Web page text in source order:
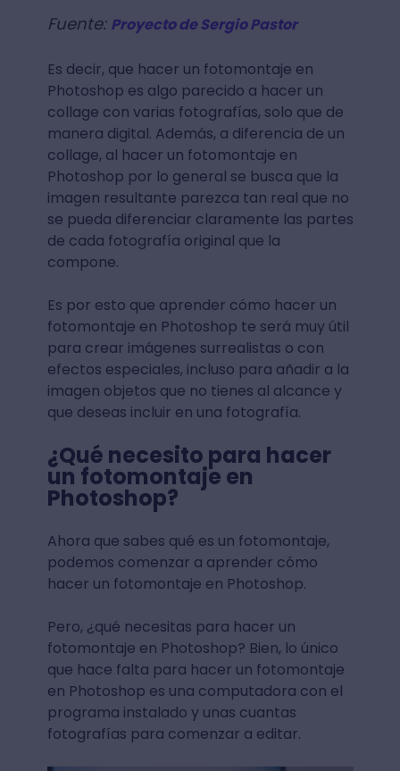
Fuente: Proyecto de Sergio Pastor
Es decir, que hacer un fotomontaje en
Photoshop es algo parecido a hacer un
collage con varias fotografías, solo que de
manera digital. Además, a diferencia de un
collage, al hacer un fotomontaje en
Photoshop por lo general se busca que la
imagen resultante parezca tan real que no
se pueda diferenciar claramente las partes
de cada fotografía original que la
compone.
Es por esto que aprender cómo hacer un
fotomontaje en Photoshop te será muy útil
para crear imágenes surrealistas o con
efectos especiales, incluso para añadir a la
imagen objetos que no tienes al alcance y
que deseas incluir en una fotografía.
¿Qué necesito para hacer
un fotomontaje en
Photoshop?
Ahora que sabes qué es un fotomontaje,
podemos comenzar a aprender cómo
hacer un fotomontaje en Photoshop.
Pero, ¿qué necesitas para hacer un
fotomontaje en Photoshop? Bien, lo único
que hace falta para hacer un fotomontaje
en Photoshop es una computadora con el
programa instalado y unas cuantas
fotografías para comenzar a editar.